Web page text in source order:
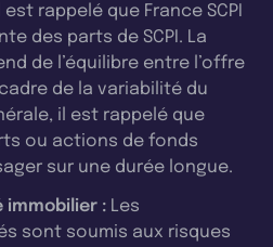
rappelé que France SCPI
des parts de SCPI. La
de l’équilibre entre l’offre
de la variabilité du
il est rappelé que
ou actions de fonds
sur une durée longue.
immobilier : Les
sont soumis aux risques